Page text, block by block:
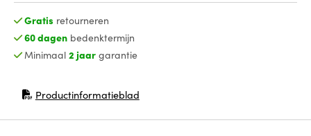
Gratis retourneren
60 dagenbedenktermijn
Minimaal 2 jaargarantie
Productinformatieblad
(opent in nieuw venster)